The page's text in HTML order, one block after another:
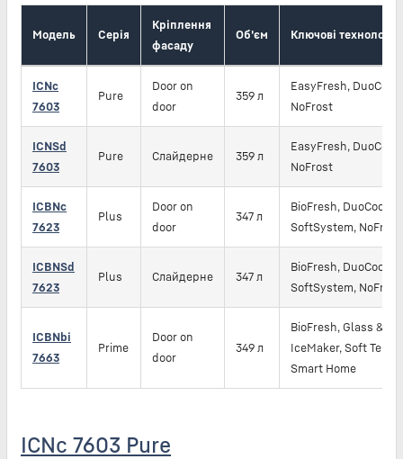
Модель Серія
Кріплення
фасаду
Об'єм Ключові технології
ICNc
7603
Pure
Door on
door
359 л
EasyFresh,
NoFrost
ICNSd
7603
Pure Слайдерне 359 л
EasyFresh,
NoFrost
ICBNc
7623
Plus
Door on
door
347 л
BioFresh,
SoftSystem, NoFrost
ICBNSd
7623
Plus Слайдерне 347 л
BioFresh,
SoftSystem, NoFrost
ICBNbi
7663
Prime
Door on
door
349 л
BioFresh, Glass &
IceMaker, Soft
Smart Home
ICNc 7603 Pure